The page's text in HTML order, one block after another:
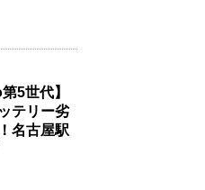
5世代】
テリー劣
名古屋駅